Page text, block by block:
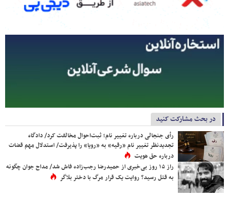
در بحث مشارکت کنید
رأی جنجالی درباره تغییر نام؛ ثبت‌احوال مخالفت کرد/ دادگاه
تجدیدنظر تغییر نام «رقیه» به «رویا» را پذیرفت/ استدلال مهم قضات
درباره حق هویت
راز ۱۵ روز بی‌خبری از حمیدرضا رجب‌زاده فاش شد/ مداح جوان چگونه
به قتل رسید؟ روایت یک قرار مرگ با دختر بلاگر